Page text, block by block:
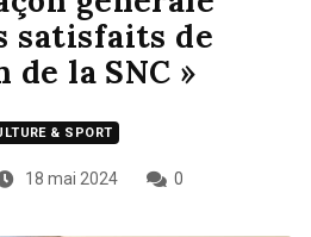
satisfaits de
de la SNC »
& SPORT
18 mai 2024 0